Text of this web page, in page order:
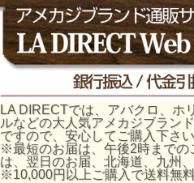
LA DIRECTでは、アバクロ、ホ
ルなどの大人気アメカジブラン
ですので、安心してご購入下さい
※最短のお届は、午後2時までの
は、翌日のお届、北海道、九州
※10,000円以上ご購入で送料無料